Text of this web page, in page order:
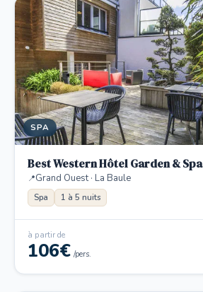
SPA
Best Western Hôtel Garden & Spa
Grand Ouest · La Baule
Spa 1 à 5 nuits
à partir de
106€ /pers.